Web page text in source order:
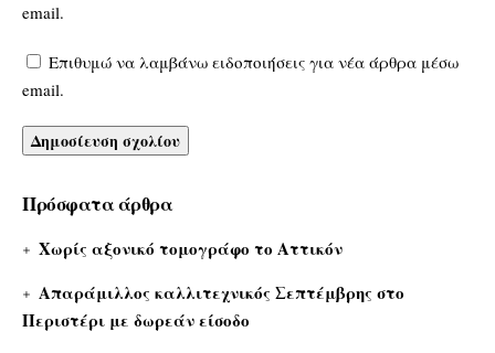
email.
Επιθυμώ να λαμβάνω ειδοποιήσεις για νέα άρθρα μέσω
email.
Πρόσφατα άρθρα
Χωρίς αξονικό τομογράφο το Αττικόν
Απαράμιλλος καλλιτεχνικός Σεπτέμβρης στο
Περιστέρι με δωρεάν είσοδο